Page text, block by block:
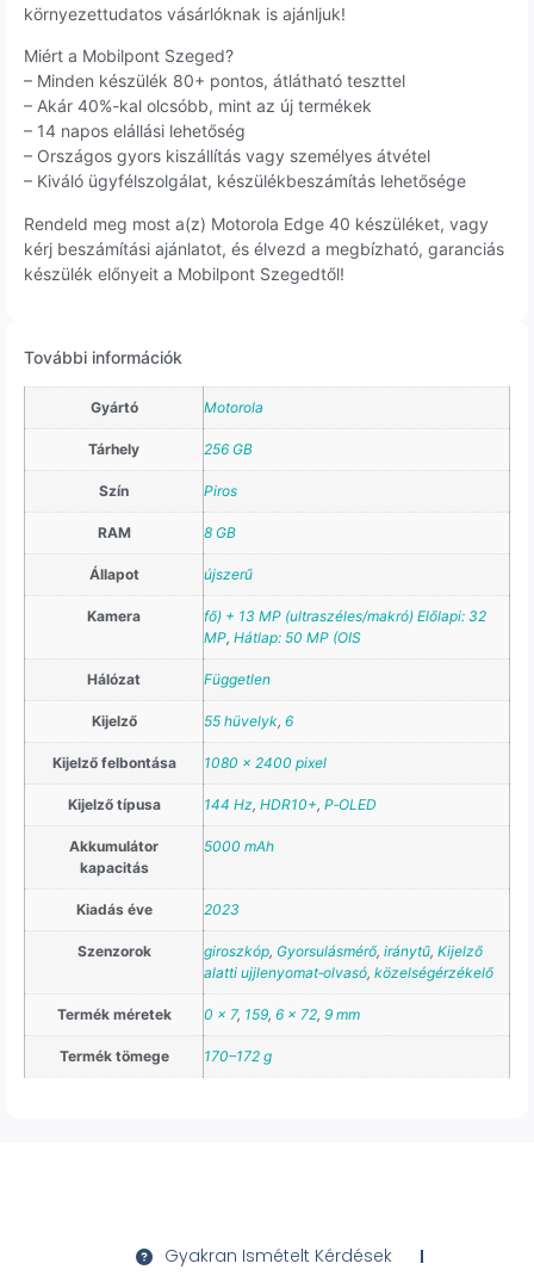
környezettudatos vásárlóknak is ajánljuk!
Miért a Mobilpont Szeged?
– Minden készülék 80+ pontos, átlátható teszttel
– Akár 40%-kal olcsóbb, mint az új termékek
– 14 napos elállási lehetőség
– Országos gyors kiszállítás vagy személyes átvétel
– Kiváló ügyfélszolgálat, készülékbeszámítás lehetősége
Rendeld meg most a(z) Motorola Edge 40 készüléket, vagy
kérj beszámítási ajánlatot, és élvezd a megbízható, garanciás
készülék előnyeit a Mobilpont Szegedtől!
További információk
Gyártó Motorola
Tárhely 256 GB
Szín Piros
RAM 8 GB
Állapot újszerű
Kamera
fő) + 13 MP (ultraszéles/makró) Előlapi: 32
MP, Hátlap: 50 MP (OIS
Hálózat Független
Kijelző 55 hüvelyk, 6
Kijelző felbontása 1080 × 2400 pixel
Kijelző típusa 144 Hz, HDR10+, P‑OLED
Akkumulátor
kapacitás
5000 mAh
Kiadás éve 2023
Szenzorok giroszkóp, Gyorsulásmérő, iránytű, Kijelző
alatti ujjlenyomat‑olvasó, közelségérzékelő
Termék méretek 0 × 7, 159, 6 × 72, 9 mm
Termék tömege 170–172 g
Gyakran Ismételt Kérdések